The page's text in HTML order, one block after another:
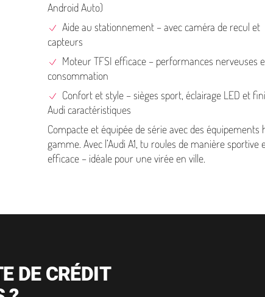
Android Auto)
Aide au sta­tion­nement – avec caméra de recul et
capteurs
Moteur TFSI efficace – per­for­mances nerveuses
consommation
Confort et style – sièges sport, éclairage LED et
Audi caractéristiques
Compacte et équipée de série avec des équipements
gamme. Avec l’Audi A1, tu roules de manière sportive
efficace – idéale pour une virée en ville.
DE CRÉDIT